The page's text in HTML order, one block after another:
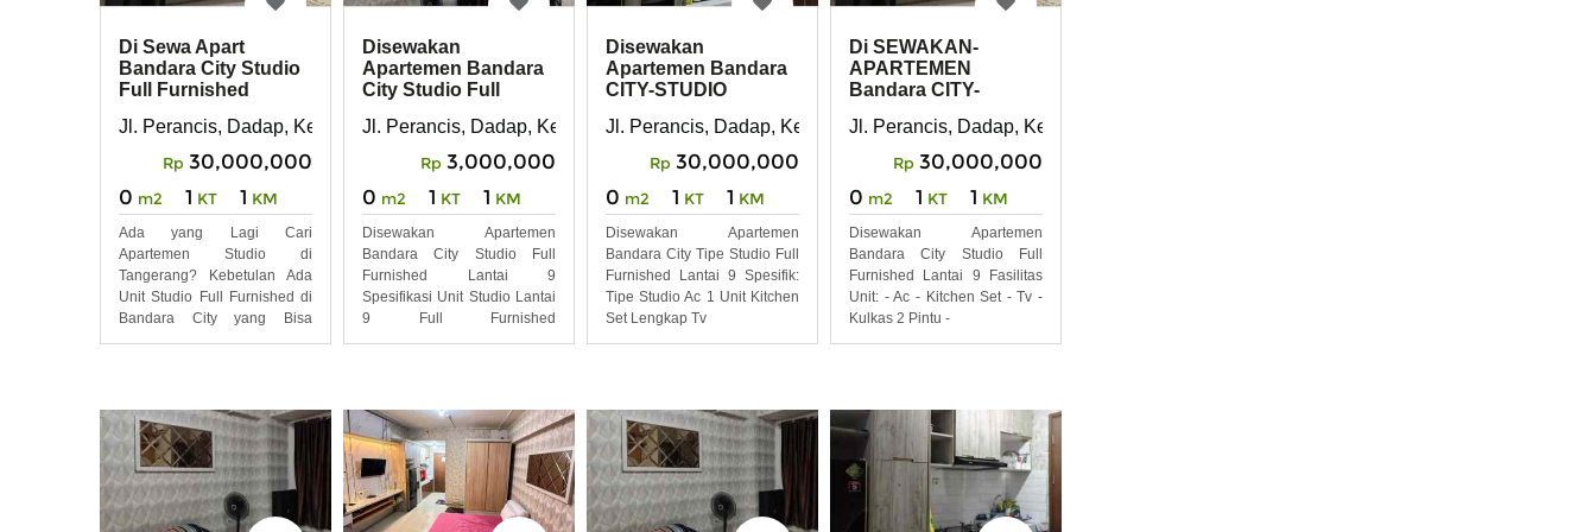
Di Sewa Apart
Bandara City Studio
Full Furnished
Jl. Perancis, Dadap, Kecamatan Kosambi, Kabupaten Tangerang, Banten 15211.
Rp 30,000,000
0 m2 1 KT 1 KM
Ada yang Lagi Cari
Apartemen Studio di
Tangerang? Kebetulan Ada
Unit Studio Full Furnished di
Bandara City yang Bisa
Disewakan
Apartemen Bandara
City Studio Full
Jl. Perancis, Dadap, Kecamatan Kosambi, Kabupaten Tangerang, Banten 15211.
Rp 3,000,000
0 m2 1 KT 1 KM
Disewakan Apartemen
Bandara City Studio Full
Furnished Lantai 9
Spesifikasi Unit Studio Lantai
9 Full Furnished
Disewakan
Apartemen Bandara
CITY-STUDIO
Jl. Perancis, Dadap, Kecamatan Kosambi, Kabupaten Tangerang, Banten 15211.
Rp 30,000,000
0 m2 1 KT 1 KM
Disewakan Apartemen
Bandara City Tipe Studio Full
Furnished Lantai 9 Spesifik:
Tipe Studio Ac 1 Unit Kitchen
Set Lengkap Tv
Di SEWAKAN-
APARTEMEN
Bandara CITY-
Jl. Perancis, Dadap, Kecamatan Kosambi, Kabupaten Tangerang, Banten 15211.
Rp 30,000,000
0 m2 1 KT 1 KM
Disewakan Apartemen
Bandara City Studio Full
Furnished Lantai 9 Fasilitas
Unit: - Ac - Kitchen Set - Tv -
Kulkas 2 Pintu -